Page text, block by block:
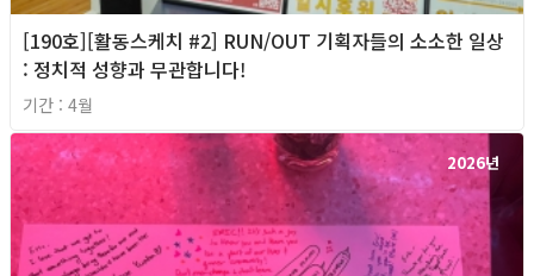
[190호][활동스케치 #2] RUN/OUT 기획자들의 소소한 일상
: 정치적 성향과 무관합니다!
기간 : 4월
2026년